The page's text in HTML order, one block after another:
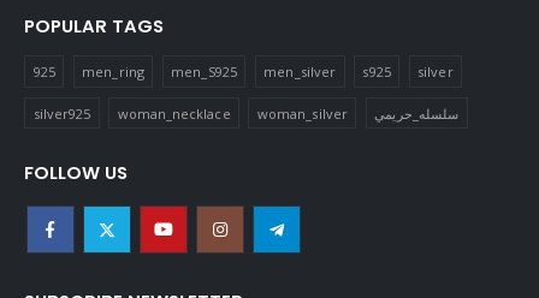
POPULAR TAGS
925 men_ring men_S925 men_silver s925 silver
silver925 woman_necklace woman_silver سلسله_حريمي
FOLLOW US